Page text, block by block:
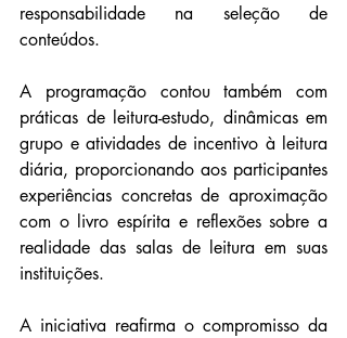
responsabilidade na seleção de
conteúdos.
A programação contou também com
práticas de leitura-estudo, dinâmicas em
grupo e atividades de incentivo à leitura
diária, proporcionando aos participantes
experiências concretas de aproximação
com o livro espírita e reflexões sobre a
realidade das salas de leitura em suas
instituições.
A iniciativa reafirma o compromisso da